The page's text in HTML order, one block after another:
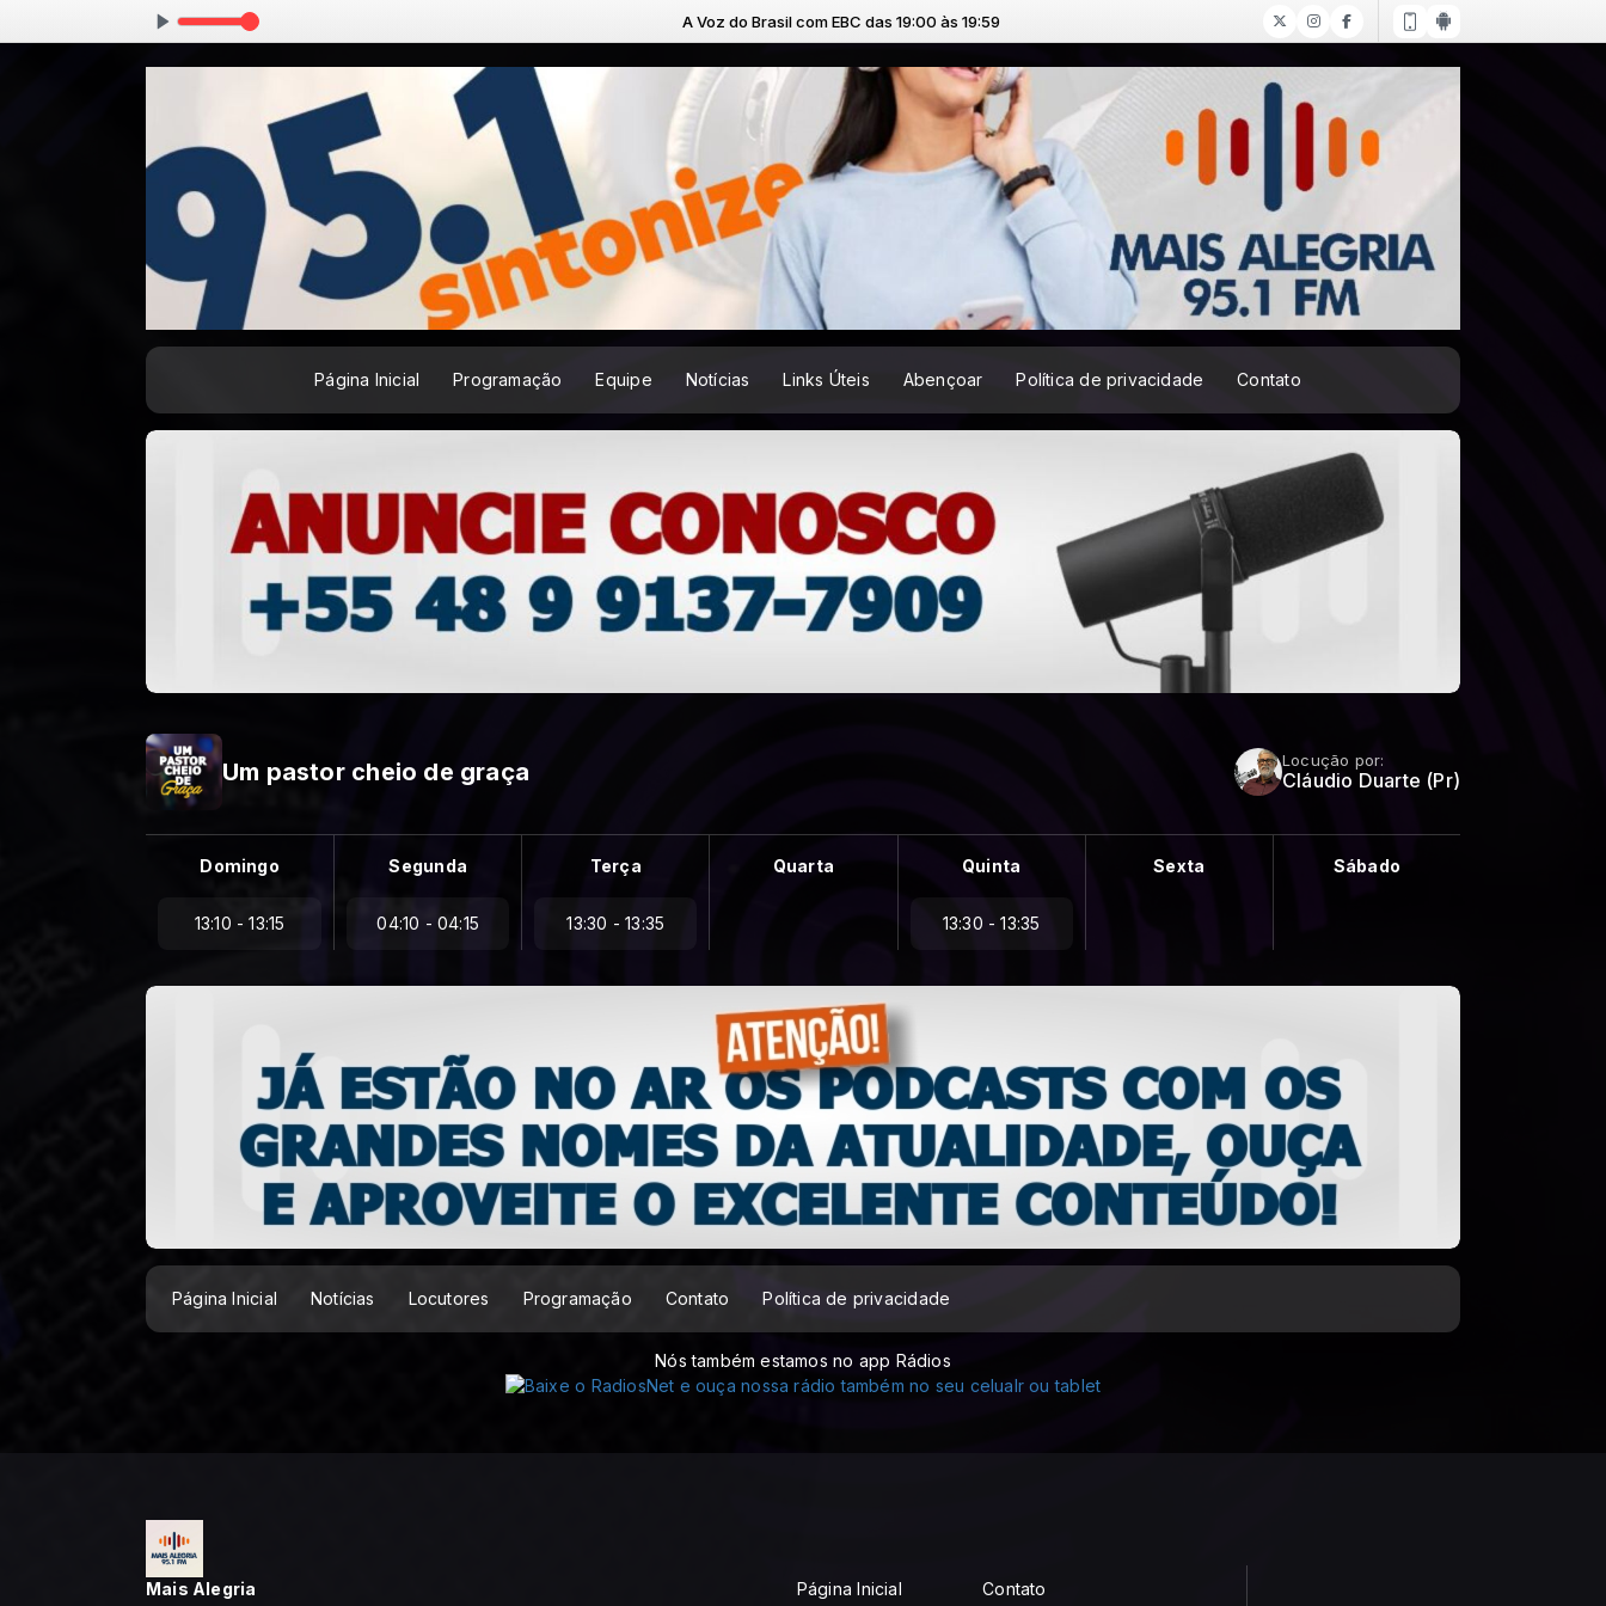
A Voz do Brasil com EBC das 19:00 às 19:59
Página Inicial Programação Equipe Notícias Links Úteis Abençoar Política de privacidade Contato
Um pastor cheio de graça Locução por:
Cláudio Duarte (Pr)
Domingo
13:10 - 13:15
Segunda
04:10 - 04:15
Terça
13:30 - 13:35
Quarta Quinta
13:30 - 13:35
Sexta Sábado
Página Inicial Notícias Locutores Programação Contato Política de privacidade
Nós também estamos no app Rádios
Mais Alegria Página Inicial Contato